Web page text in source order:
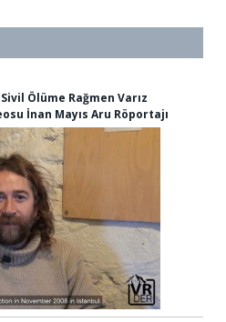
Ölüme Rağmen Varız
İnan Mayıs Aru Röportajı